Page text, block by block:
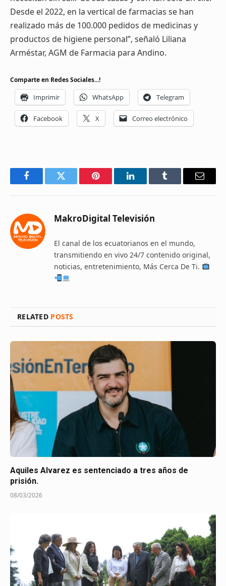
Desde el 2022, en la vertical de farmacias se han
realizado más de 100.000 pedidos de medicinas y
productos de higiene personal”, señaló Liliana
Arméstar, AGM de Farmacia para Andino.
Comparte en Redes Sociales...!
Imprimir WhatsApp Telegram
Facebook X Correo electrónico
FacebookTwitter Pinterest LinkedInTumblr Email
MakroDigital Televisión
El canal de los ecuatorianos en el mundo,
transmitiendo en vivo 24/7 contenido original,
noticias, entretenimiento, Más Cerca De Ti.
RELATED POSTS
Aquiles Alvarez es sentenciado a tres años de
prisión.
08/03/2026